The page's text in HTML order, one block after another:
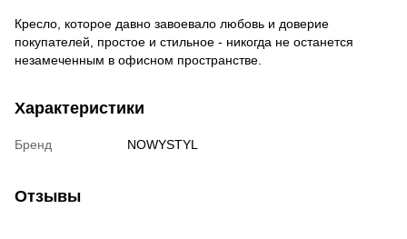
Кресло, которое давно завоевало любовь и доверие
покупателей, простое и стильное - никогда не останется
незамеченным в офисном пространстве.
Характеристики
Бренд NOWYSTYL
Отзывы